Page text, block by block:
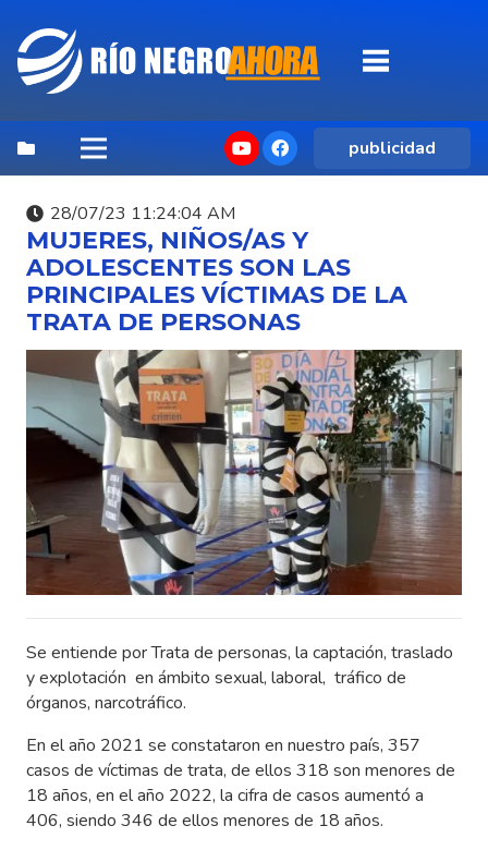
publicidad
28/07/23 11:24:04 AM
MUJERES, NIÑOS/AS Y
ADOLESCENTES SON LAS
PRINCIPALES VÍCTIMAS DE LA
TRATA DE PERSONAS
Se entiende por Trata de personas, la captación, traslado
y explotación en ámbito sexual, laboral, tráfico de
órganos, narcotráfico.
En el año 2021 se constataron en nuestro país, 357
casos de víctimas de trata, de ellos 318 son menores de
18 años, en el año 2022, la cifra de casos aumentó a
406, siendo 346 de ellos menores de 18 años.